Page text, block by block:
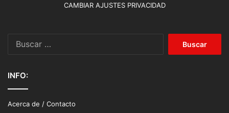
CAMBIAR AJUSTES PRIVACIDAD
INFO:
Acerca de / Contacto